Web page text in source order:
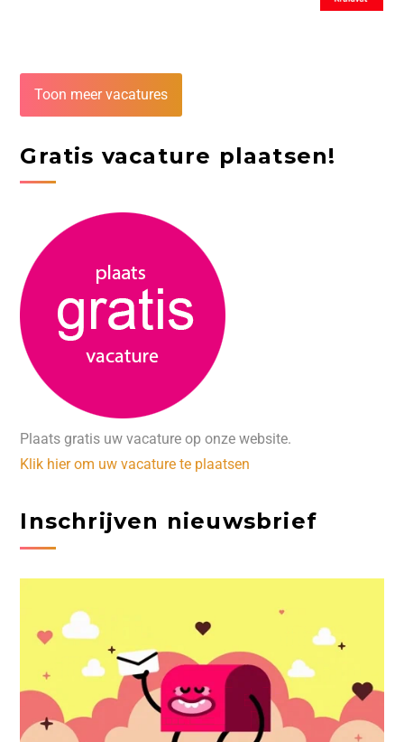
Toon meer vacatures
Gratis vacature plaatsen!
Plaats gratis uw vacature op onze website.
Klik hier om uw vacature te plaatsen
Inschrijven nieuwsbrief